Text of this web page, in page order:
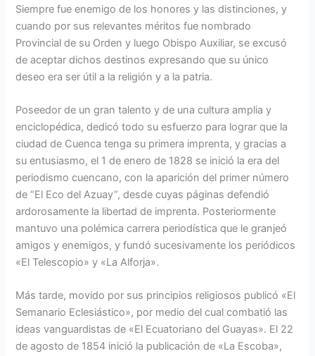
Siempre fue enemigo de los honores y las distinciones, y
cuando por sus relevantes méritos fue nombrado
Provincial de su Orden y luego Obispo Auxiliar, se excusó
de aceptar dichos destinos expresando que su único
deseo era ser útil a la religión y a la patria.
Poseedor de un gran talento y de una cultura amplia y
enciclopédica, dedicó todo su esfuerzo para lograr que la
ciudad de Cuenca tenga su primera imprenta, y gracias a
su entusiasmo, el 1 de enero de 1828 se inició la era del
periodismo cuencano, con la aparición del primer número
de “El Eco del Azuay”, desde cuyas páginas defendió
ardorosamente la libertad de imprenta. Posteriormente
mantuvo una polémica carrera periodística que le granjeó
amigos y enemigos, y fundó sucesivamente los periódicos
«El Telescopio» y «La Alforja».
Más tarde, movido por sus principios religiosos publicó «El
Semanario Eclesiástico», por medio del cual combatió las
ideas vanguardistas de «El Ecuatoriano del Guayas». El 22
de agosto de 1854 inició la publicación de «La Escoba»,